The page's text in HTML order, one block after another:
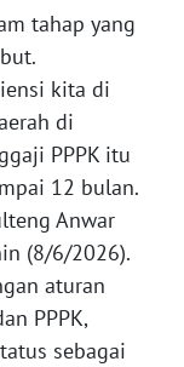
tahap yang
kita di
di
PPPK itu
12 bulan.
Anwar
(8/6/2026).
aturan
PPPK,
sebagai